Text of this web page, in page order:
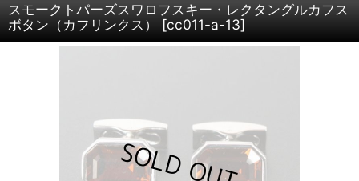
スモークトパーズスワロフスキー・レクタングルカフス
ボタン（カフリンクス）
[cc011-a-13]